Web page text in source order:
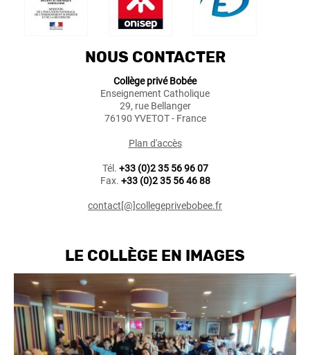
NOUS CONTACTER
Collège privé Bobée
Enseignement Catholique
29, rue Bellanger
76190 YVETOT - France
Plan d'accès
Tél. +33 (0)2 35 56 96 07
Fax. +33 (0)2 35 56 46 88
contact[@]collegeprivebobee.fr
LE COLLÈGE EN IMAGES